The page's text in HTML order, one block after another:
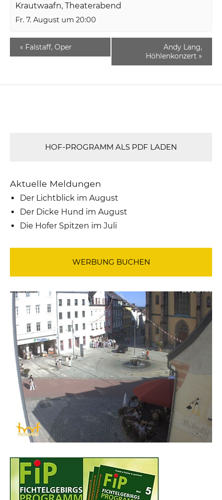
Krautwaafn, Theaterabend
Fr. 7. August um 20:00
« Falstaff, Oper
Andy Lang,
Höhlenkonzert »
HOF-PROGRAMM ALS PDF LADEN
Aktuelle Meldungen
Der Lichtblick im August
Der Dicke Hund im August
Die Hofer Spitzen im Juli
WERBUNG BUCHEN